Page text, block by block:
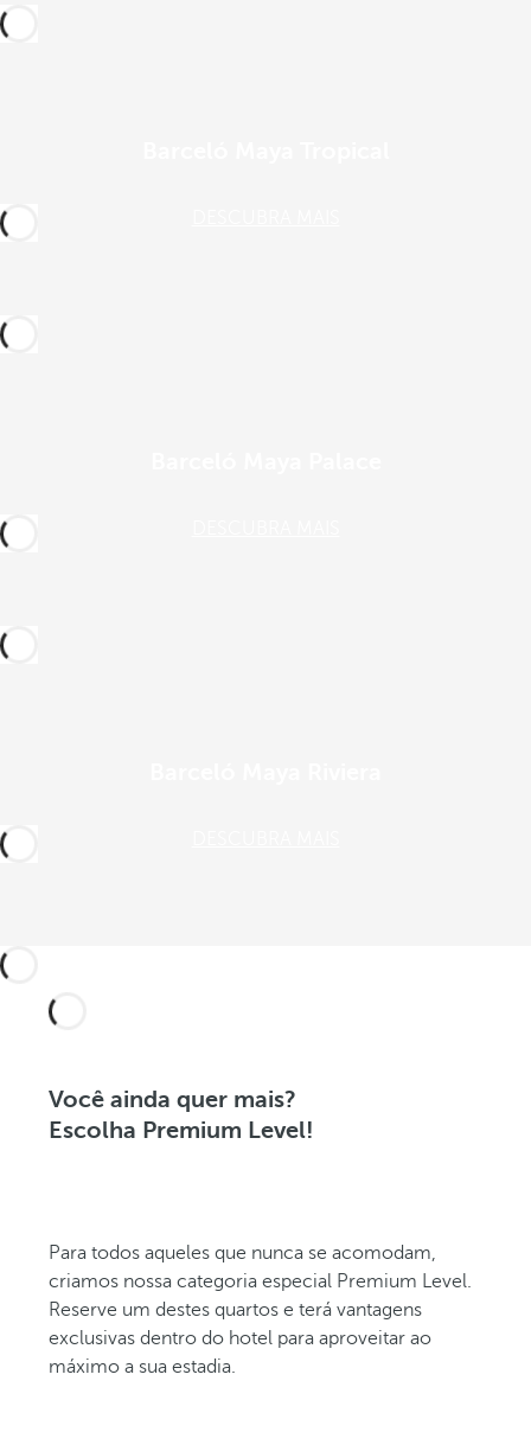
Você ainda quer mais?
Escolha Premium Level!
Para todos aqueles que nunca se acomodam,
criamos nossa categoria especial Premium Level.
Reserve um destes quartos e terá vantagens
exclusivas dentro do hotel para aproveitar ao
máximo a sua estadia.